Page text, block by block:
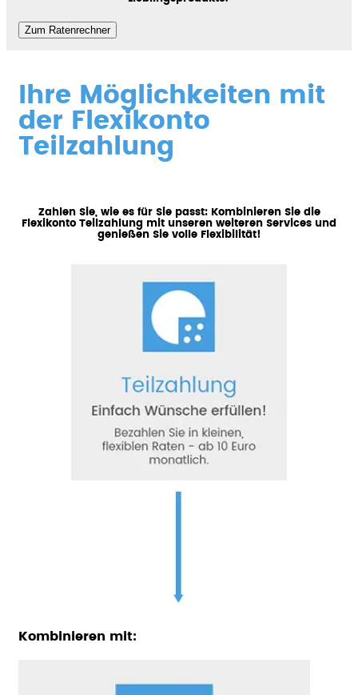
Zum Ratenrechner
Ihre Möglichkeiten mit
der Flexikonto
Teilzahlung
Zahlen Sie, wie es für Sie passt: Kombinieren Sie die
Flexikonto Teilzahlung mit unseren weiteren Services und
genießen Sie volle Flexibilität!
Kombinieren mit: